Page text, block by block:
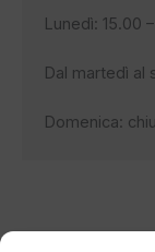
Lunedì: 15.00
Dal martedì al
Domenica: